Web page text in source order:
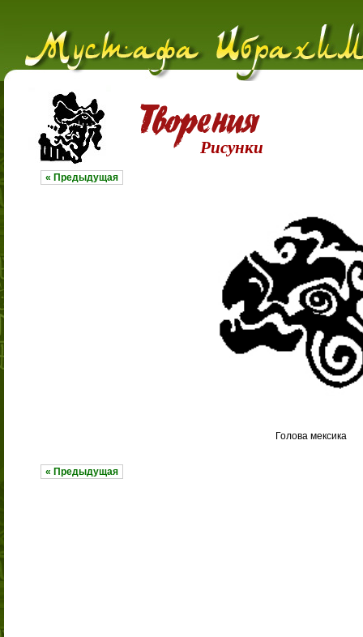
Рисунки
« Предыдущая
Голова мексика
« Предыдущая